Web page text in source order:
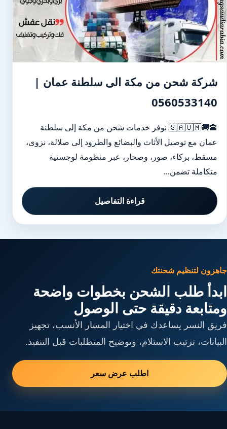
شركة شحن من مكة الى سلطنة عمان |
0560533140
🕋🚚🇸🇦🇴🇲 نوفر خدمات شحن من مكة إلى سلطنة
عمان مع توصيل الأثاث والبضائع والطرود إلى صلالة، نزوى،
مسقط، بركاء، صور، وصحار، عبر منظومة لوجستية
متكاملة تضمن...
قراءة التفاصيل
جاهزون لتنظيم شحنتك
ابدأ طلب الشحن بخطوات واضحة
ومتابعة دقيقة حتى الوصول
فريق النسر يساعدك في اختيار المسار الأنسب، تجهيز
البيانات، ترتيب الاستلام، وتوضيح المتطلبات قبل التنفيذ.
اطلب عرض سعر